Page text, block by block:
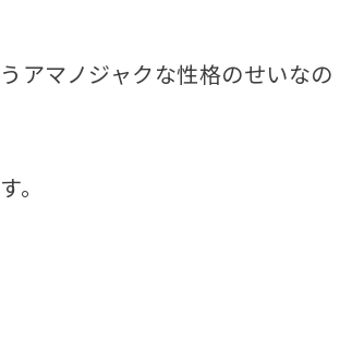
アマノジャクな性格のせいなの
。